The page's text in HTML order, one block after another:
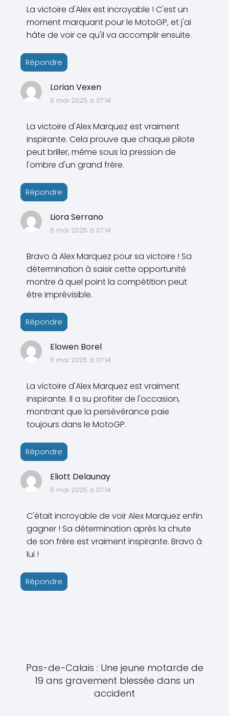
La victoire d'Alex est incroyable ! C'est un
moment marquant pour le MotoGP, et j'ai
hâte de voir ce qu'il va accomplir ensuite.
Répondre
Lorian Vexen
5 mai 2025 à 07:14
La victoire d'Alex Marquez est vraiment
inspirante. Cela prouve que chaque pilote
peut briller, même sous la pression de
l'ombre d'un grand frère.
Répondre
Liora Serrano
5 mai 2025 à 07:14
Bravo à Alex Marquez pour sa victoire ! Sa
détermination à saisir cette opportunité
montre à quel point la compétition peut
être imprévisible.
Répondre
Elowen Borel
5 mai 2025 à 07:14
La victoire d'Alex Marquez est vraiment
inspirante. Il a su profiter de l'occasion,
montrant que la persévérance paie
toujours dans le MotoGP.
Répondre
Eliott Delaunay
5 mai 2025 à 07:14
C'était incroyable de voir Alex Marquez enfin
gagner ! Sa détermination après la chute
de son frère est vraiment inspirante. Bravo à
lui !
Répondre
Pas-de-Calais : Une jeune motarde de
19 ans gravement blessée dans un
accident